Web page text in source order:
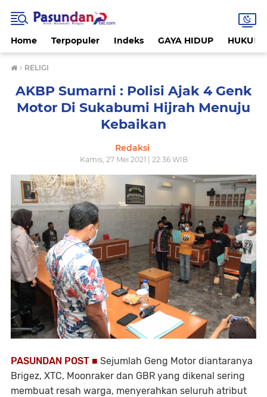
Home Terpopuler Indeks GAYA HIDUP HUKUM
› RELIGI
AKBP Sumarni : Polisi Ajak 4 Genk
Motor Di Sukabumi Hijrah Menuju
Kebaikan
Redaksi
Kamis, 27 Mei 2021 | 22:36 WIB
PASUNDAN POST ■ Sejumlah Geng Motor diantaranya
Brigez, XTC, Moonraker dan GBR yang dikenal sering
membuat resah warga, menyerahkan seluruh atribut